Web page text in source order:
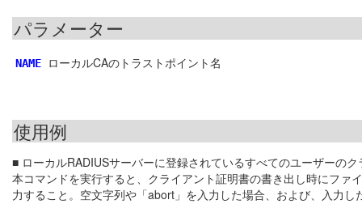
パラメーター
NAME ローカルCAのトラストポイント名
使用例
■ ローカルRADIUSサーバーに登録されているすべてのユーザーの
本コマンドを実行すると、クライアント証明書の書き出し時にフ
力すること。空文字列や「abort」を入力した場合、および、入力